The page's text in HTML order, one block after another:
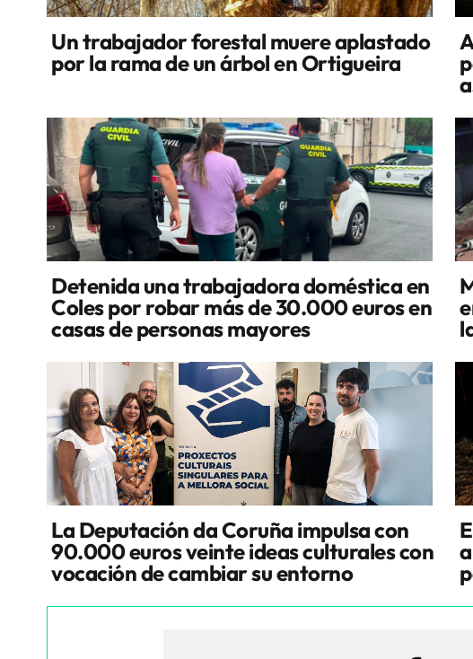
Un trabajador forestal muere aplastado
por la rama de un árbol en Ortigueira
Detenida una trabajadora doméstica en
Coles por robar más de 30.000 euros en
casas de personas mayores
La Deputación da Coruña impulsa con
90.000 euros veinte ideas culturales con
vocación de cambiar su entorno